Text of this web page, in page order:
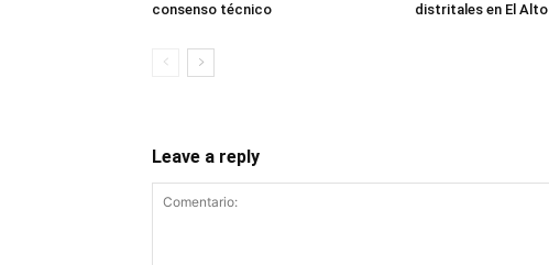
consenso técnico
distritales en El Alto
Leave a reply